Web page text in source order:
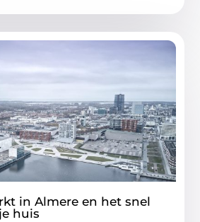
in Almere en het snel
huis